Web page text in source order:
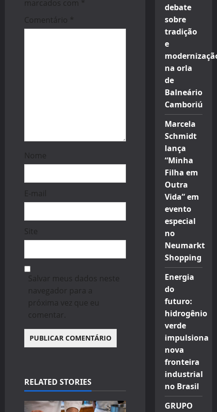
i
o
marcados com *
Comentário *
Nome
E-mail
Site
Salvar meus dados neste
navegador para a
próxima vez que eu
comentar.
RELATED STORIES
debate
sobre
tradição
e
na orla
de
Balneário
Camboriú
Marcela
Schmidt
lança
“Minha
Filha em
Outra
Vida” em
evento
especial
no
Neumarkt
Shopping
Energia
do
futuro:
hidrogênio
verde
impulsiona
nova
fronteira
industrial
no Brasil
GRUPO